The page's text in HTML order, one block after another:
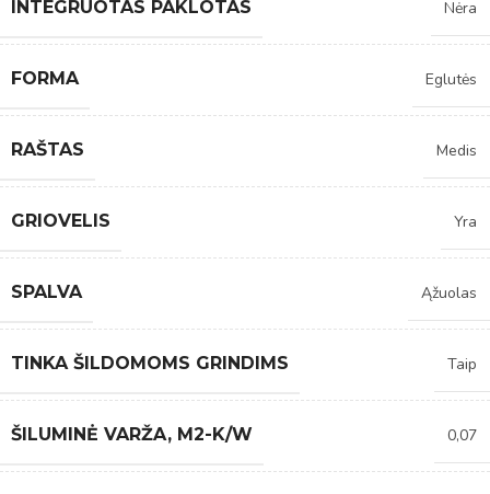
INTEGRUOTAS PAKLOTAS Nėra
FORMA Eglutės
RAŠTAS Medis
GRIOVELIS Yra
SPALVA Ąžuolas
TINKA ŠILDOMOMS GRINDIMS Taip
ŠILUMINĖ VARŽA, M2-K/W 0,07